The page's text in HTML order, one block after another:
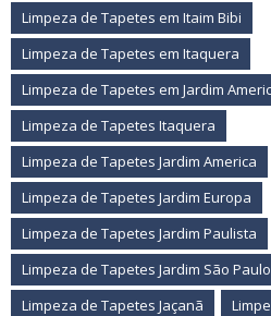
Limpeza de Tapetes em Itaim Bibi
Limpeza de Tapetes em Itaquera
Limpeza de Tapetes em Jardim
Limpeza de Tapetes Itaquera
Limpeza de Tapetes Jardim America
Limpeza de Tapetes Jardim Europa
Limpeza de Tapetes Jardim Paulista
Limpeza de Tapetes Jardim São Paulo
Limpeza de Tapetes Jaçanã